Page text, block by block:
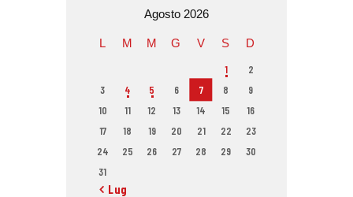
Agosto 2026
L M M G V S D
1
2
3
4 5 6 7 8
9
10
11 12 13 14 15
16
17
18 19 20 21 22
23
24
25 26 27 28 29
30
31
« Lug